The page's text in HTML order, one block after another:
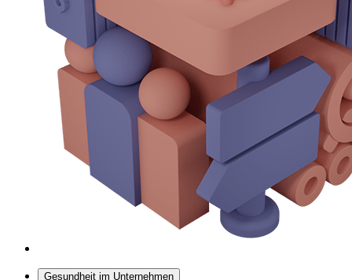
Gesundheit im Unternehmen